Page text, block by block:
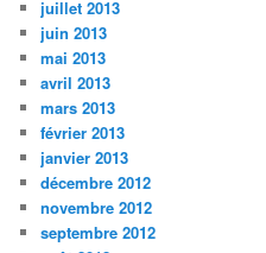
juillet 2013
juin 2013
mai 2013
avril 2013
mars 2013
février 2013
janvier 2013
décembre 2012
novembre 2012
septembre 2012